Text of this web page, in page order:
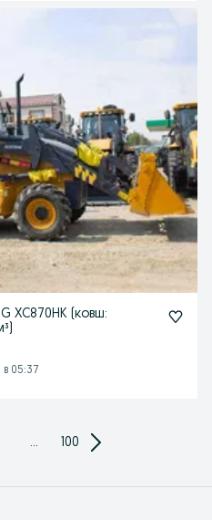
XC870HK (ковш:
в 05:37
... 100